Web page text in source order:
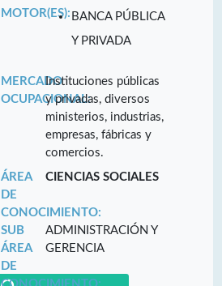
MOTOR(ES): BANCA PÚBLICA
Y PRIVADA
MERCADO
OCUPACIONAL:
Instituciones públicas
y privadas, diversos
ministerios, industrias,
empresas, fábricas y
comercios.
ÁREA
DE
CONOCIMIENTO:
CIENCIAS SOCIALES
SUB
ÁREA
DE
ADMINISTRACIÓN Y
GERENCIA